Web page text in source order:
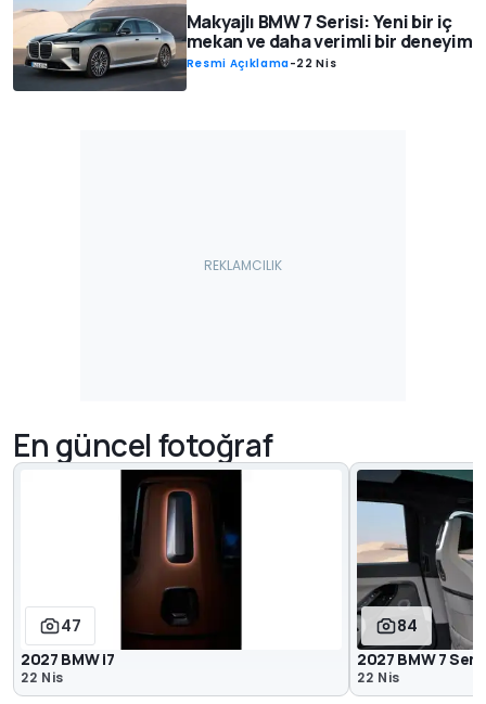
Makyajlı BMW 7 Serisi: Yeni bir iç
mekan ve daha verimli bir deneyim
Resmi Açıklama-22 Nis
En güncel fotoğraf
47
2027 BMW i7
22 Nis
84
2027 BMW 7
22 Nis